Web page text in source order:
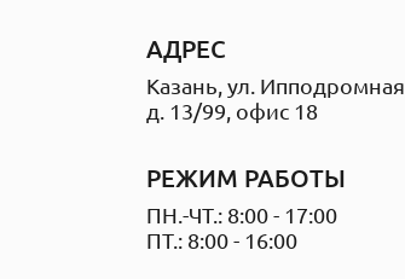
АДРЕС
Казань, ул. Ипподромная,
д. 13/99, офис 18
РЕЖИМ РАБОТЫ
ПН.-ЧТ.: 8:00 - 17:00
ПТ.: 8:00 - 16:00